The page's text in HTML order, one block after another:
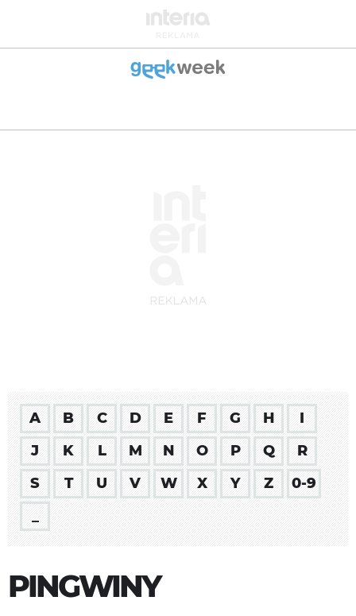
A B C D E F G H
I
J
K L M N O P Q
R
S
T U V W X Y Z
0-9
PINGWINY